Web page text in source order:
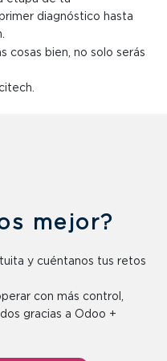
diagnóstico hasta
cosas bien, no solo serás
mejor?
y cuéntanos tus retos
con más control,
gracias a Odoo +